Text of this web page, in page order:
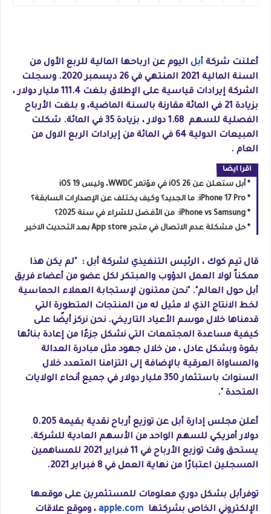
أعلنت شركة أبل اليوم عن ارباحها المالية للربع الأول من
السنة المالية 2021 المنتهي في 26 ديسمبر 2020. وسجلت
الشركة إيرادات قياسية على الإطلاق بلغت 111.4 مليار دولار ،
بزيادة 21 في المائة مقارنة بالسنة الماضية، و بلغت الأرباح
الفصلية للسهم 1.68 دولار ، بزيادة 35 في المائة. شكلت
المبيعات الدولية 64 في المائة من إيرادات الربع الاول من
العام .
اقرا ايضا
أبل ستعلن عن iOS 26 في مؤتمر WWDC، وليس iOS 19
iPhone 17 Pro: ما الجديد؟ وكيف يختلف عن الإصدارات السابقة؟
iPhone vs Samsung: من الأفضل للشراء في سنة 2025؟
حل مشكلة عدم الاتصال في متجر App store بعد التحديث الاخير
قال تيم كوك ، الرئيس التنفيذي لشركة أبل : "لم يكن هذا
ممكناً لولا العمل الدؤوب والمبتكر لكل عضو من أعضاء فريق
أبل حول العالم". "نحن ممتنون لإستجابة العملاء الحماسية
لخط الانتاج الذي لا مثيل له من المنتجات المتطورة التي
قدمناها خلال موسم الأعياد التاريخي. نحن نركز أيضًا على
كيفية مساعدة المجتمعات التي نشكل جزءًا من إعادة بنائها
بقوة وبشكل عادل ، من خلال جهود مثل مبادرة العدالة
والمساواة العرقية بالإضافة إلى التزامنا المتعدد خلال
السنوات باستثمار 350 مليار دولار في جميع أنحاء الولايات
المتحدة ".
أعلن مجلس إدارة أبل عن توزيع أرباح نقدية بقيمة 0.205
دولار أمريكي للسهم الواحد من الأسهم العادية للشركة.
يستحق وقت توزيع الأرباح في 11 فبراير 2021 للمساهمين
المسجلين اعتبارًا من نهاية العمل في 8 فبراير 2021.
توفرأبل بشكل دوري معلومات للمستثمرين على موقعها
الإلكتروني الخاص بشركتها apple.com ، وموقع علاقات